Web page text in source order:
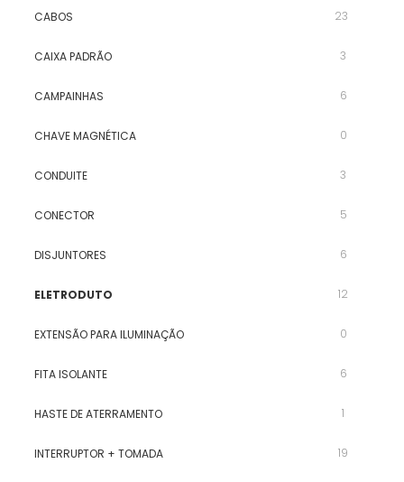
CABOS 23
CAIXA PADRÃO 3
CAMPAINHAS 6
CHAVE MAGNÉTICA 0
CONDUITE 3
CONECTOR 5
DISJUNTORES 6
ELETRODUTO 12
EXTENSÃO PARA ILUMINAÇÃO 0
FITA ISOLANTE 6
HASTE DE ATERRAMENTO 1
INTERRUPTOR + TOMADA 19